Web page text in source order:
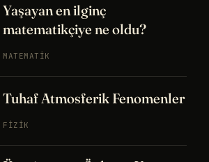
Yaşayan en ilginç
matematikçiye ne oldu?
MATEMATIK
Tuhaf Atmosferik Fenomenler
FIZIK